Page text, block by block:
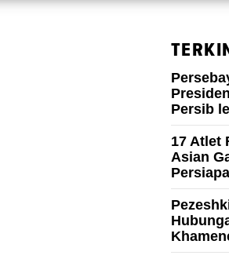
Persib
17 Atlet
Asian